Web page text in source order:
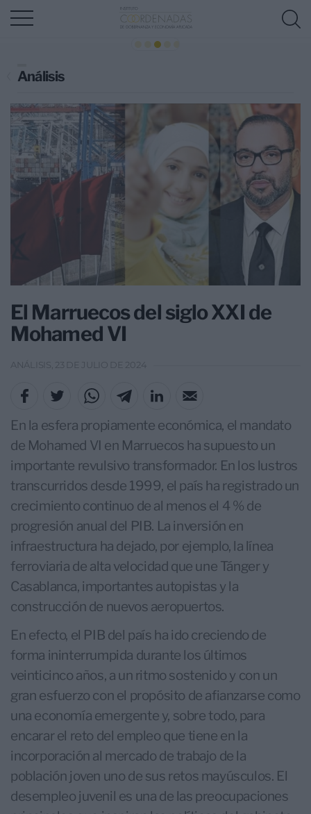
Análisis
El Marruecos del siglo XXI de
Mohamed VI
ANÁLISIS, 23 DE JULIO DE 2024
En la esfera propiamente económica, el mandato
de Mohamed VI en Marruecos ha supuesto un
importante revulsivo transformador. En los lustros
transcurridos desde 1999, el país ha registrado un
crecimiento continuo de al menos el 4 % de
progresión anual del PIB. La inversión en
infraestructura ha dejado, por ejemplo, la línea
ferroviaria de alta velocidad que une Tánger y
Casablanca, importantes autopistas y la
construcción de nuevos aeropuertos.
En efecto, el PIB del país ha ido creciendo de
forma ininterrumpida durante los últimos
veinticinco años, a un ritmo sostenido y con un
gran esfuerzo con el propósito de afianzarse como
una economía emergente y, sobre todo, para
encarar el reto del empleo que tiene en la
incorporación al mercado de trabajo de la
población joven uno de sus retos mayúsculos. El
desempleo juvenil es una de las preocupaciones